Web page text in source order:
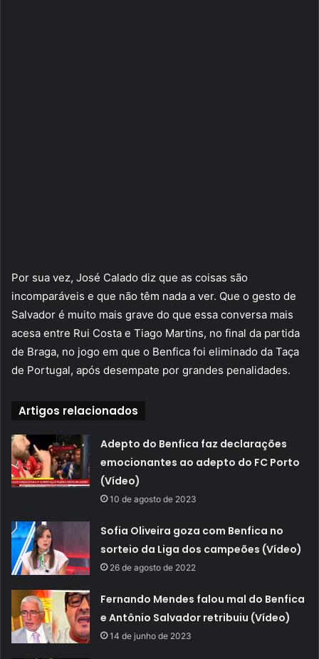
Por sua vez, José Calado diz que as coisas são
incomparáveis e que não têm nada a ver. Que o gesto de
Salvador é muito mais grave do que essa conversa mais
acesa entre Rui Costa e Tiago Martins, no final da partida
de Braga, no jogo em que o Benfica foi eliminado da Taça
de Portugal, após desempate por grandes penalidades.
Artigos relacionados
Adepto do Benfica faz declarações
emocionantes ao adepto do FC Porto
(Vídeo)
10 de agosto de 2023
Sofia Oliveira goza com Benfica no
sorteio da Liga dos campeões (Vídeo)
26 de agosto de 2022
Fernando Mendes falou mal do Benfica
e Antônio Salvador retribuiu (Vídeo)
14 de junho de 2023